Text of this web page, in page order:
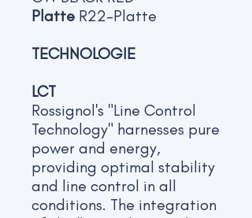
Platte R22-Platte
TECHNOLOGIE
LCT
Rossignol's "Line Control
Technology" harnesses pure
power and energy,
providing optimal stability
and line control in all
conditions. The integration